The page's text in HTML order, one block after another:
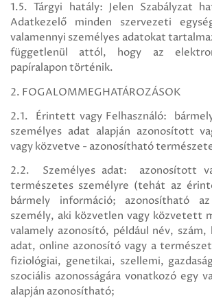
1.5. Tárgyi hatály: Jelen Szabályzat
Adatkezelő minden szervezeti
valamennyi személyes adatokat
függetlenül attól, hogy az
papíralapon történik.
2. FOGALOMMEGHATÁROZÁSOK
2.1. Érintett vagy Felhasználó:
személyes adat alapján azonosított
vagy közvetve - azonosítható
2.2. Személyes adat: azonosított
természetes személyre (tehát az
bármely információ; azonosítható
személy, aki közvetlen vagy közvetett
valamely azonosító, például név, szám,
adat, online azonosító vagy a
fiziológiai, genetikai, szellemi,
szociális azonosságára vonatkozó egy
alapján azonosítható;